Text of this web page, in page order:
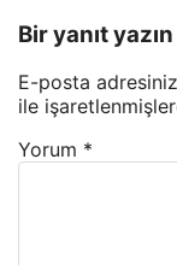
Bir yanıt yazın
E-posta
ile
Yorum *